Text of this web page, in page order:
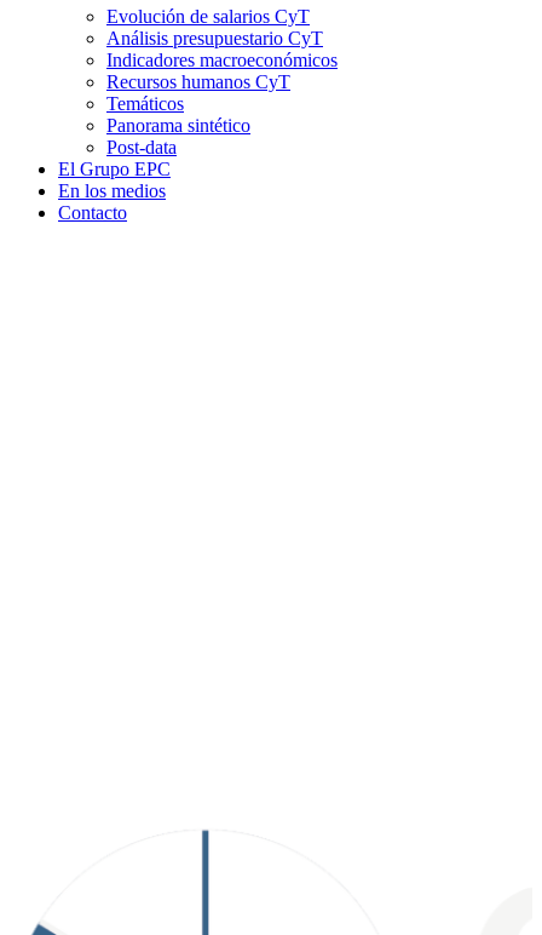
Evolución de salarios CyT
Análisis presupuestario CyT
Indicadores macroeconómicos
Recursos humanos CyT
Temáticos
Panorama sintético
Post-data
El Grupo EPC
En los medios
Contacto